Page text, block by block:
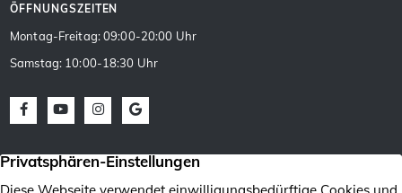
ÖFFNUNGSZEITEN
Montag-Freitag: 09:00-20:00 Uhr
Samstag: 10:00-18:30 Uhr
FacebookYoutubeInstagramGoogle Maps